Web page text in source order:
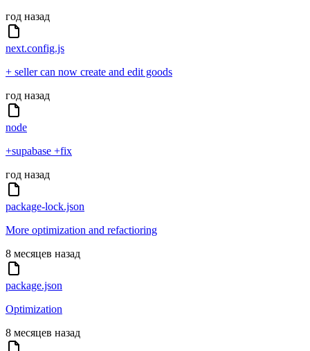
год назад
next.config.js
+ seller can now create and edit goods
год назад
node
+supabase +fix
год назад
package-lock.json
More optimization and refactioring
8 месяцев назад
package.json
Optimization
8 месяцев назад